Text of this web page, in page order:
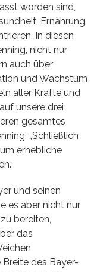
worden sind,
Ernährung
In diesen
nicht nur
auch über
und Wachstum
aller Kräfte und
unsere drei
gesamtes
„Schließlich
erhebliche
und seinen
es aber nicht nur
bereiten,
das
Breite des Bayer-